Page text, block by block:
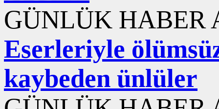
GÜNLÜK HABER
Eserleriyle
kaybeden ünlüler